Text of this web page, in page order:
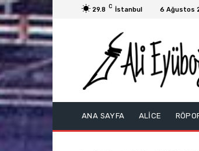
29.8 C İstanbul 6 Ağustos
ANA SAYFA ALİCE